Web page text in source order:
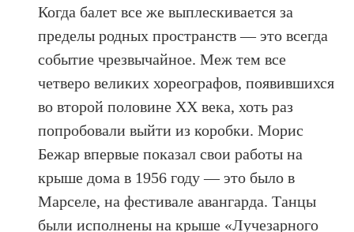
Когда балет все же выплескивается за
пределы родных пространств — это всегда
событие чрезвычайное. Меж тем все
четверо великих хореографов, появившихся
во второй половине ХХ века, хоть раз
попробовали выйти из коробки. Морис
Бежар впервые показал свои работы на
крыше дома в 1956 году — это было в
Марселе, на фестивале авангарда. Танцы
были исполнены на крыше «Лучезарного